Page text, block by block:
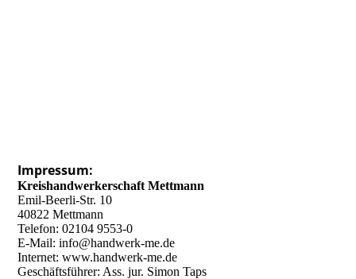
Impressum:
Kreishandwerkerschaft Mettmann
Emil-Beerli-Str. 10
40822 Mettmann
Telefon: 02104 9553-0
E-Mail: info@handwerk-me.de
Internet: www.handwerk-me.de
Geschäftsführer: Ass. jur. Simon Taps